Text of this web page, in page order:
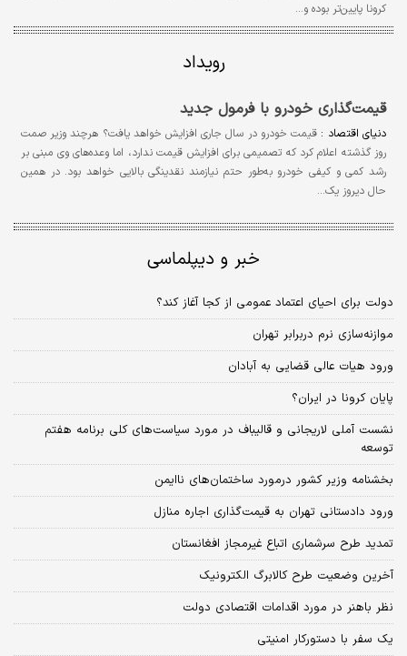
کرونا پایین‌تر بوده و…
رویداد
قیمت‌گذاری خودرو با فرمول جدید
دنیای ‌اقتصاد : قیمت خودرو در سال جاری افزایش خواهد یافت؟ هرچند وزیر صمت
روز گذشته اعلام کرد که تصمیمی برای افزایش قیمت ندارد، اما وعده‌های وی مبنی بر
رشد کمی و کیفی خودرو به‌طور حتم نیازمند نقدینگی بالایی خواهد بود. در همین
حال دیروز یک…
خبر و دیپلماسی
دولت برای احیای اعتماد عمومی از کجا آغاز کند؟
موازنه‌سازی نرم دربرابر تهران
ورود هیات عالی قضایی به آبادان
پایان کرونا در ایران؟
نشست آملی لاریجانی و قالیباف در مورد سیاست‌های کلی برنامه هفتم
توسعه
بخشنامه وزیر کشور درمورد ساختمان‌های ناایمن
ورود دادستانی تهران به قیمت‌گذاری اجاره منازل
تمدید طرح سرشماری اتباع غیرمجاز افغانستان
آخرین وضعیت طرح کالابرگ الکترونیک
نظر باهنر در مورد اقدامات اقتصادی دولت
یک سفر با دستورکار امنیتی